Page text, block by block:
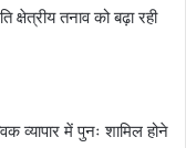
तनाव को बढ़ा रही
में पुनः शामिल होने